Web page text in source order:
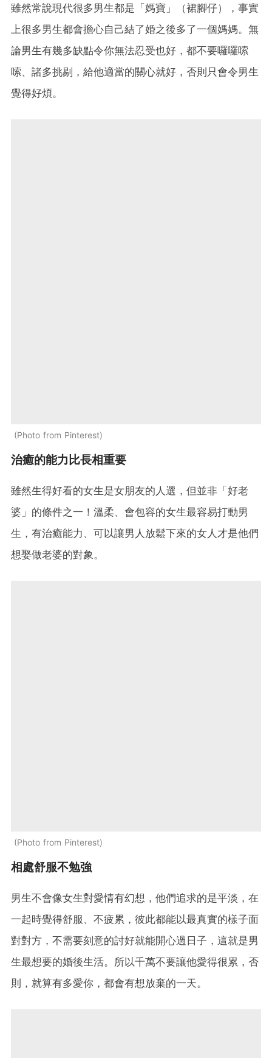
雖然常說現代很多男生都是「媽寶」（裙腳仔），事實
上很多男生都會擔心自己結了婚之後多了一個媽媽。無
論男生有幾多缺點令你無法忍受也好，都不要囉囉嗦
嗦、諸多挑剔，給他適當的關心就好，否則只會令男生
覺得好煩。
Photo from Pinterest
治癒的能力比長相重要
雖然生得好看的女生是女朋友的人選，但並非「好老
婆」的條件之一！溫柔、會包容的女生最容易打動男
生，有治癒能力、可以讓男人放鬆下來的女人才是他們
想娶做老婆的對象。
Photo from Pinterest
相處舒服不勉強
男生不會像女生對愛情有幻想，他們追求的是平淡，在
一起時覺得舒服、不疲累，彼此都能以最真實的樣子面
對對方，不需要刻意的討好就能開心過日子，這就是男
生最想要的婚後生活。所以千萬不要讓他愛得很累，否
則，就算有多愛你，都會有想放棄的一天。